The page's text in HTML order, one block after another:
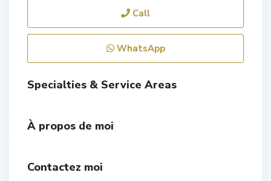
Call
WhatsApp
Specialties & Service Areas
À propos de moi
Contactez moi